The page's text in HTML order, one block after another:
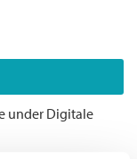
under Digitale